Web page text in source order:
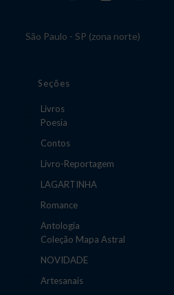
São Paulo - SP (zona norte)
Seções
Livros
Poesia
Contos
Livro-Reportagem
LAGARTINHA
Romance
Antologia
Coleção Mapa Astral
NOVIDADE
Artesanais